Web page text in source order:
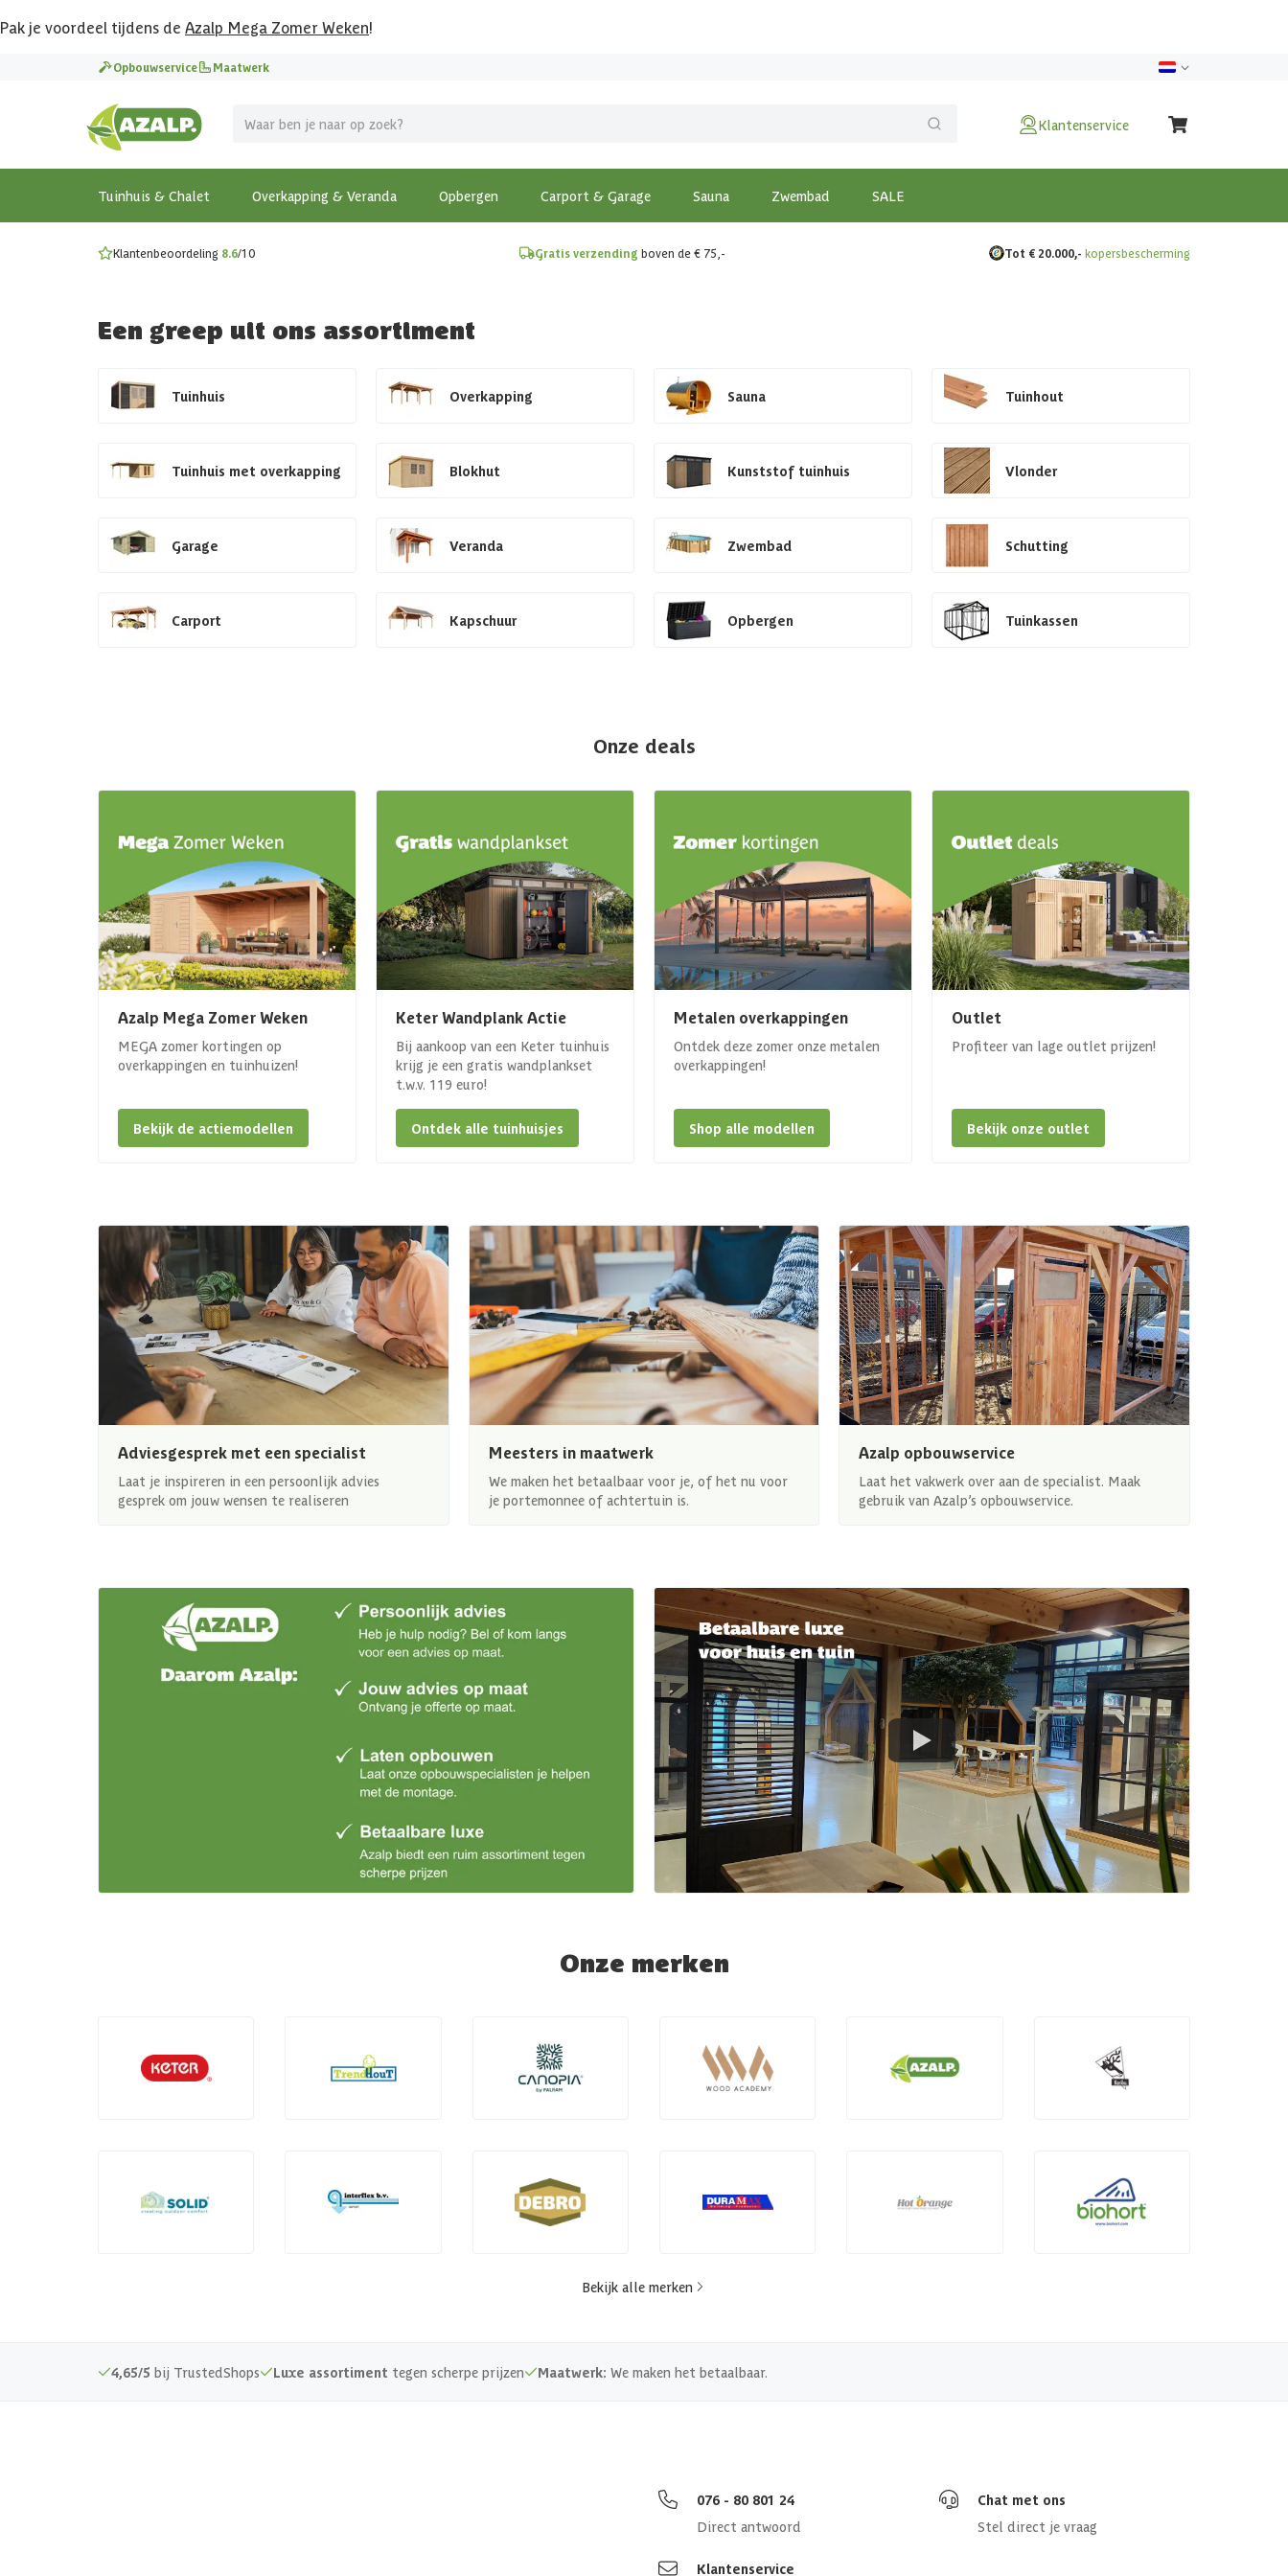
Pak je voordeel tijdens de Azalp Mega Zomer Weken!
Opbouwservice Maatwerk
Klantenservice
Tuinhuis & Chalet Overkapping & Veranda Opbergen Carport & Garage Sauna Zwembad SALE
Vier vakantie in je tuin
MEGA zomer kortingen op overkappingen en tuinhuizen!
Bekijk de actiemodellen
Gratis wandplankset
Ontdek onze metalen overkappingen
Klantenbeoordeling 8.6/10 Gratis verzending boven de € 75,- Tot € 20.000,- kopersbescherming
Een greep uit ons assortiment
Tuinhuis Overkapping Sauna Tuinhout
Tuinhuis met overkapping Blokhut Kunststof tuinhuis Vlonder
Garage Veranda Zwembad Schutting
Carport Kapschuur Opbergen Tuinkassen
Onze deals
Azalp Mega Zomer Weken
MEGA zomer kortingen op
overkappingen en tuinhuizen!
Bekijk de actiemodellen
Keter Wandplank Actie
Bij aankoop van een Keter tuinhuis
krijg je een gratis wandplankset
t.w.v. 119 euro!
Ontdek alle tuinhuisjes
Metalen overkappingen
Ontdek deze zomer onze metalen
overkappingen!
Shop alle modellen
Outlet
Profiteer van lage outlet prijzen!
Bekijk onze outlet
Adviesgesprek met een specialist
Laat je inspireren in een persoonlijk advies
gesprek om jouw wensen te realiseren
Meesters in maatwerk
We maken het betaalbaar voor je, of het nu voor
je portemonnee of achtertuin is.
Azalp opbouwservice
Laat het vakwerk over aan de specialist. Maak
gebruik van Azalp’s opbouwservice.
Onze merken
Bekijk alle merken
4,65/5 bij TrustedShops Luxe assortiment tegen scherpe prijzen Maatwerk: We maken het betaalbaar.
076 - 80 801 24
Direct antwoord
Chat met ons
Stel direct je vraag
Klantenservice